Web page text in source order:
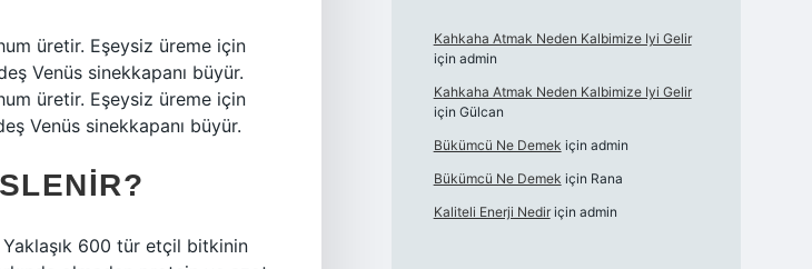
üretir. Eşeysiz üreme için
Venüs sinekkapanı büyür.
üretir. Eşeysiz üreme için
Venüs sinekkapanı büyür.
600 tür etçil bitkinin
Kahkaha Atmak Neden Kalbimize Iyi Gelir
için admin
Kahkaha Atmak Neden Kalbimize Iyi Gelir
için Gülcan
Bükümcü Ne Demek için admin
Bükümcü Ne Demek için Rana
Kaliteli Enerji Nediriçin admin